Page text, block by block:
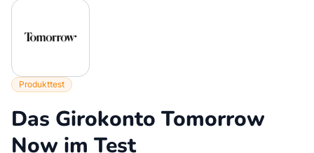
Produkttest
Das Girokonto Tomorrow
Now im Test